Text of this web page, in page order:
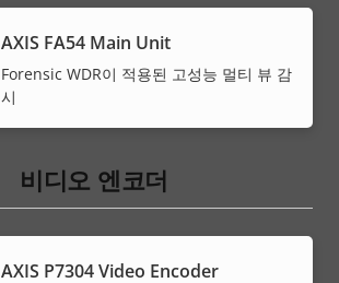
AXIS FA54 Main Unit
Forensic WDR이 적용된 고성능 멀티 뷰 감
시
비디오 엔코더
AXIS P7304 Video Encoder